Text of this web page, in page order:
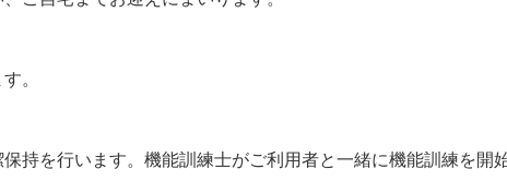
。
持を行います。機能訓練士がご利用者と一緒に機能訓練を開始